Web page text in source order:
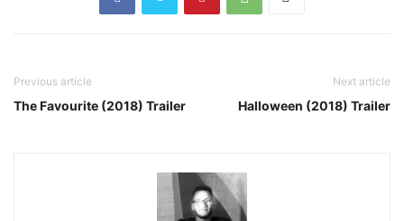
Previous article
The Favourite (2018) Trailer
Next article
Halloween (2018) Trailer